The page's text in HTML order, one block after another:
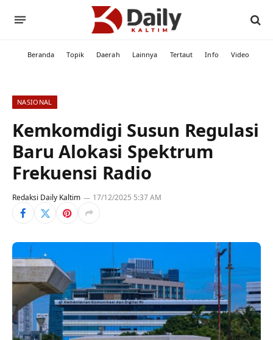
Beranda Topik Daerah Lainnya Tertaut Info Video
NASIONAL
Kemkomdigi Susun Regulasi
Baru Alokasi Spektrum
Frekuensi Radio
Redaksi Daily Kaltim 17/12/2025 5:37 AM